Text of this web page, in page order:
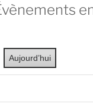
Aujourd’hui